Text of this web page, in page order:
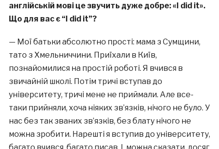
англійській мові це звучить дуже добре: «I did it».
Що для вас є “I did it”?
— Мої батьки абсолютно прості: мама з Сумщини,
тато з Хмельниччини. Приїхали в Київ,
познайомилися на простій роботі. Я вчився в
звичайній школі. Потім тричі вступав до
університету, тричі мене не приймали. Але все-
таки прийняли, хоча ніяких зв’язків, нічого не було. У
нас без так званих зв’язків, без блату нічого не
можна зробити. Нарешті я вступив до університету,